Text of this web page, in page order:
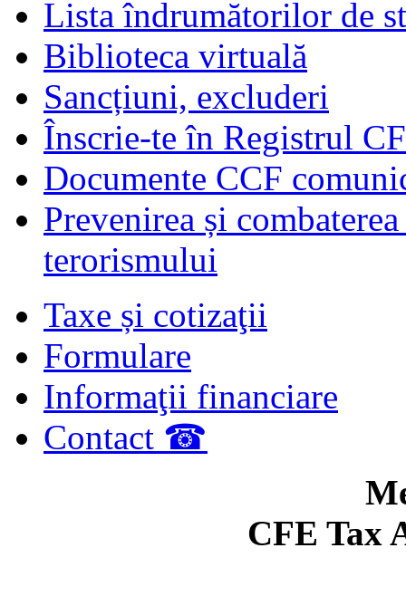
Lista îndrumătorilor de
Biblioteca virtuală
Sancțiuni, excluderi
Înscrie-te în Registrul
Documente CCF
Prevenirea și
terorismului
Taxe și cotizaţii
Formulare
Informaţii financiare
Contact ☎
CFE Tax